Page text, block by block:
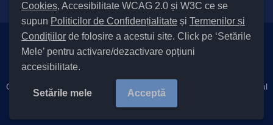
Cookies, Accesibilitate WCAG 2.0 și W3C ce se
supun Politicilor de Confidențialitate și Termenilor și
Condițiilor de folosire a acestui site. Click pe ‘Setările
Mele’ pentru activare/dezactivare opțiuni
accesibilitate.
Setările mele Acceptă
Setări Cookies și Accesibilitate
Cod Județ 4 / Județul Bacău / Tipul UAT – 14 – C – Comună / Codul
SIRUTA al Unității Administrativ Teritoriale COMUNA 26353 /